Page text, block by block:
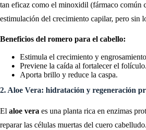
tan eficaz como el minoxidil (fármaco común
estimulación del crecimiento capilar, pero sin
Beneficios del romero para el cabello:
Estimula el crecimiento y
Previene la caída al fortalecer el folículo.
Aporta brillo y reduce la caspa.
2. Aloe Vera: hidratación y regeneración
El aloe vera es una planta rica en enzimas
reparar las células muertas del cuero